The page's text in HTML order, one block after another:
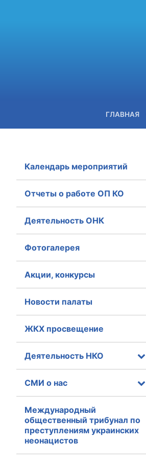
ГЛАВНАЯ
Календарь мероприятий
Отчеты о работе ОП КО
Деятельность ОНК
Фотогалерея
Акции, конкурсы
Новости палаты
ЖКХ просвещение
Деятельность НКО
СМИ о нас
Международный
общественный трибунал по
преступлениям украинских
неонацистов